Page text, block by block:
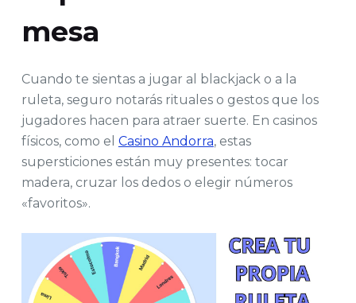
mesa
Cuando te sientas a jugar al blackjack o a la
ruleta, seguro notarás rituales o gestos que los
jugadores hacen para atraer suerte. En casinos
físicos, como el Casino Andorra, estas
supersticiones están muy presentes: tocar
madera, cruzar los dedos o elegir números
«favoritos».